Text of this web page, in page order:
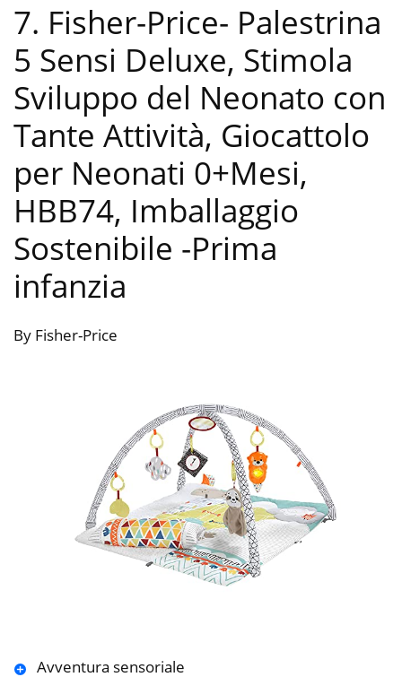
7. Fisher-Price- Palestrina
5 Sensi Deluxe, Stimola
Sviluppo del Neonato con
Tante Attività, Giocattolo
per Neonati 0+Mesi,
HBB74, Imballaggio
Sostenibile -Prima
infanzia
By Fisher-Price
Avventura sensoriale